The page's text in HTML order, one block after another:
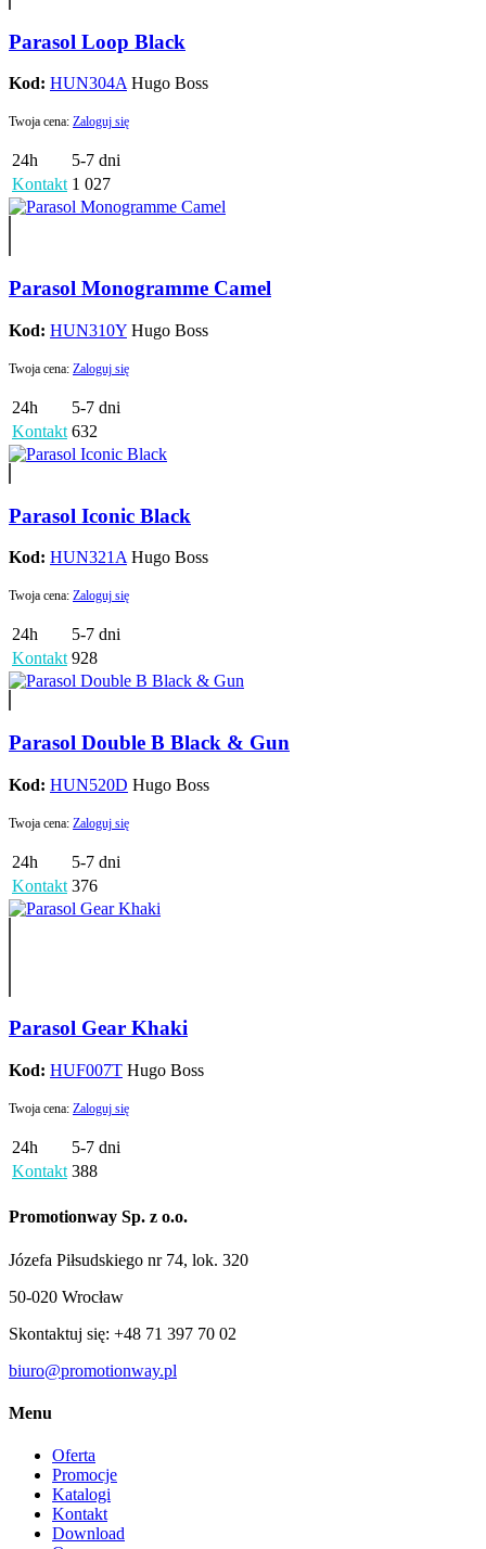
Parasol Loop Black
Kod: HUN304A Hugo Boss
Twoja cena: Zaloguj się
24h
5-7 dni
Kontakt 1 027
Parasol Monogramme Camel
Kod: HUN310Y Hugo Boss
Twoja cena: Zaloguj się
24h
5-7 dni
Kontakt 632
Parasol Iconic Black
Kod: HUN321A Hugo Boss
Twoja cena: Zaloguj się
24h
5-7 dni
Kontakt 928
Parasol Double B Black & Gun
Kod: HUN520D Hugo Boss
Twoja cena: Zaloguj się
24h
5-7 dni
Kontakt 376
Parasol Gear Khaki
Kod: HUF007T Hugo Boss
Twoja cena: Zaloguj się
24h
5-7 dni
Kontakt 388
Promotionway Sp. z o.o.
Józefa Piłsudskiego nr 74, lok. 320
50-020 Wrocław
Skontaktuj się: +48 71 397 70 02
biuro@promotionway.pl
Menu
Oferta
Promocje
Katalogi
Kontakt
Download